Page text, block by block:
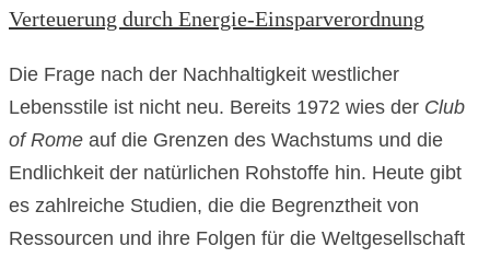
Verteuerung durch Energie-Einsparverordnung
Die Frage nach der Nachhaltigkeit westlicher
Lebensstile ist nicht neu. Bereits 1972 wies der Club
of Rome auf die Grenzen des Wachstums und die
Endlichkeit der natürlichen Rohstoffe hin. Heute gibt
es zahlreiche Studien, die die Begrenztheit von
Ressourcen und ihre Folgen für die Weltgesellschaft